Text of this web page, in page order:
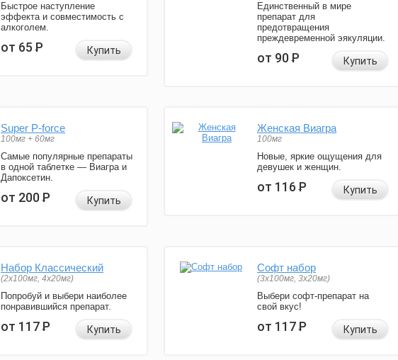
Быстрое наступление
эффекта и совместимость с
алкоголем.
от 65Р Купить
Единственный в мире
препарат для
предотвращения
преждевременной эякуляции.
от 90Р Купить
Super P-force
100мг + 60мг
Самые популярные препараты
в одной таблетке — Виагра и
Дапоксетин.
от 200Р Купить
Женская Виагра
100мг
Новые, яркие ощущения для
девушек и женщин.
от 116Р Купить
Набор Классический
(2x100мг, 4x20мг)
Попробуй и выбери наиболее
понравившийся препарат.
от 117Р Купить
Софт набор
(3x100мг, 3x20мг)
Выбери софт-препарат на
свой вкус!
от 117Р Купить